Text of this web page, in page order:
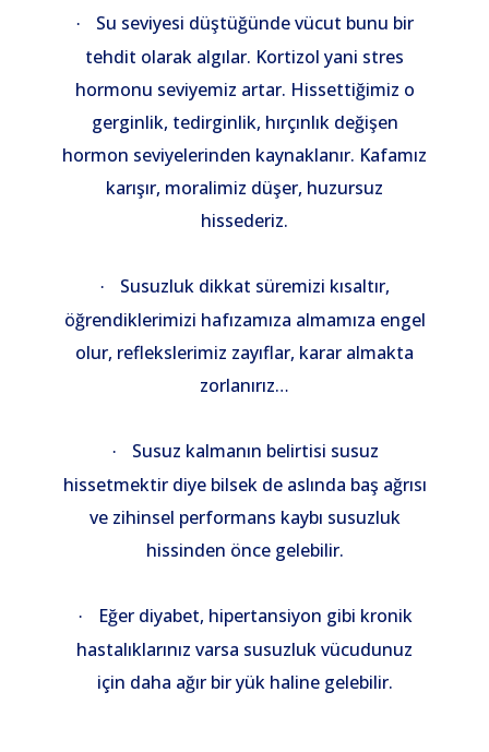
·
Su seviyesi düştüğünde vücut bunu bir
tehdit olarak algılar. Kortizol yani stres
hormonu seviyemiz artar. Hissettiğimiz o
gerginlik, tedirginlik, hırçınlık değişen
hormon seviyelerinden kaynaklanır. Kafamız
karışır, moralimiz düşer, huzursuz
hissederiz.
·
Susuzluk dikkat süremizi kısaltır,
öğrendiklerimizi hafızamıza almamıza engel
olur, reflekslerimiz zayıflar, karar almakta
zorlanırız…
·
Susuz kalmanın belirtisi susuz
hissetmektir diye bilsek de aslında baş ağrısı
ve zihinsel performans kaybı susuzluk
hissinden önce gelebilir.
·
Eğer diyabet, hipertansiyon gibi kronik
hastalıklarınız varsa susuzluk vücudunuz
için daha ağır bir yük haline gelebilir.